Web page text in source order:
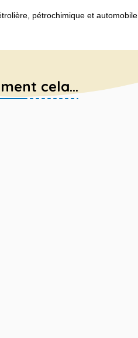
pétrochimique et automobile.
cela...